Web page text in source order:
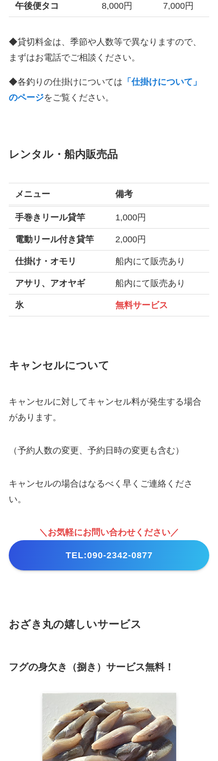
午後便タコ 8,000円 7,000円
◆貸切料金は、季節や人数等で異なりますので、
まずはお電話でご相談ください。
◆各釣りの仕掛けについては 「仕掛けについて」
のページをご覧ください。
レンタル・船内販売品
メニュー 備考
手巻きリール貸竿 1,000円
電動リール付き貸竿 2,000円
仕掛け・オモリ 船内にて販売あり
アサリ、アオヤギ 船内にて販売あり
氷 無料サービス
キャンセルについて
キャンセルに対してキャンセル料が発生する場合
があります。
（予約人数の変更、予約日時の変更も含む）
キャンセルの場合はなるべく早くご連絡くださ
い。
＼お気軽にお問い合わせください／
TEL:090-2342-0877
おざき丸の嬉しいサービス
フグの身欠き（捌き）サービス無料！